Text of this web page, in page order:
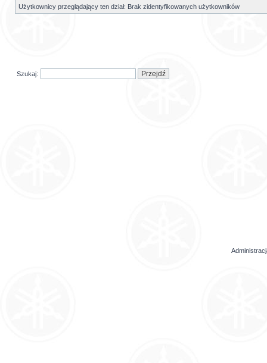
Użytkownicy przeglądający ten dział: Brak zidentyfikowanych użytkowników
Szukaj: